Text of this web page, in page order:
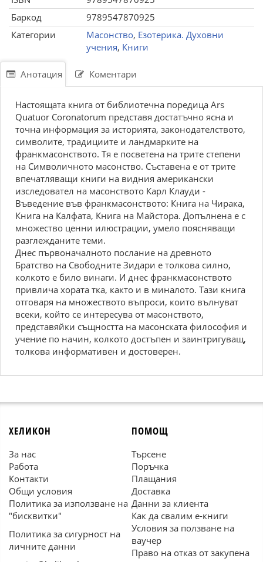
Баркод
9789547870925
Категории
Масонство, Езотерика. Духовни
учения, Книги
Анотация Коментари
Настоящата книга от библиотечна поредица Ars
Quatuor Coronatorum представя достатъчно ясна и
точна информация за историята, законодателството,
символите, традициите и ландмарките на
франкмасонството. Тя е посветена на трите степени
на Символичното масонство. Съставена е от трите
впечатляващи книги на видния американски
изследовател на масонството Карл Клауди -
Въведение във франкмасонството: Книга на Чирака,
Книга на Калфата, Книга на Майстора. Допълнена е с
множество ценни илюстрации, умело поясняващи
разглежданите теми.
Днес първоначалното послание на древното
Братство на Свободните Зидари е толкова силно,
колкото е било винаги. И днес франкмасонството
привлича хората тка, както и в миналото. Тази книга
отговаря на множеството въпроси, които вълнуват
всеки, който се интересува от масонството,
представяйки същността на масонската философия и
учение по начин, колкото достъпен и заинтригуващ,
толкова информативен и достоверен.
ХЕЛИКОН
За нас
Работа
Контакти
Общи условия
Политика за използване на
"бисквитки"
Политика за сигурност на
личните данни
ПОМОЩ
Търсене
Поръчка
Плащания
Доставка
Данни за клиента
Как да свалим е-книги
Условия за ползване на
ваучер
Право на отказ от закупена